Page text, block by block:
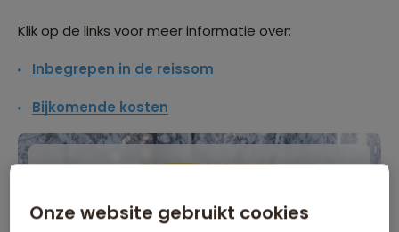
Klik op de links voor meer informatie over:
Inbegrepen in de reissom
Bijkomende kosten
Tijdelijk €75 korting per persoon
Onze website gebruikt cookies